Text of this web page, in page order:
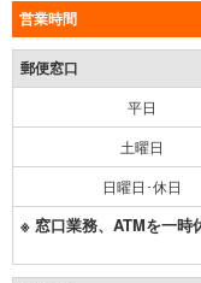
営業時間
郵便窓口
平日
土曜日
日曜日･休日
※ 窓口業務、ATMを一時